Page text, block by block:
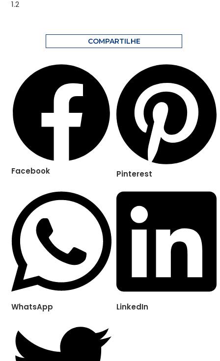
COMPARTILHE
Facebook Pinterest
WhatsApp LinkedIn